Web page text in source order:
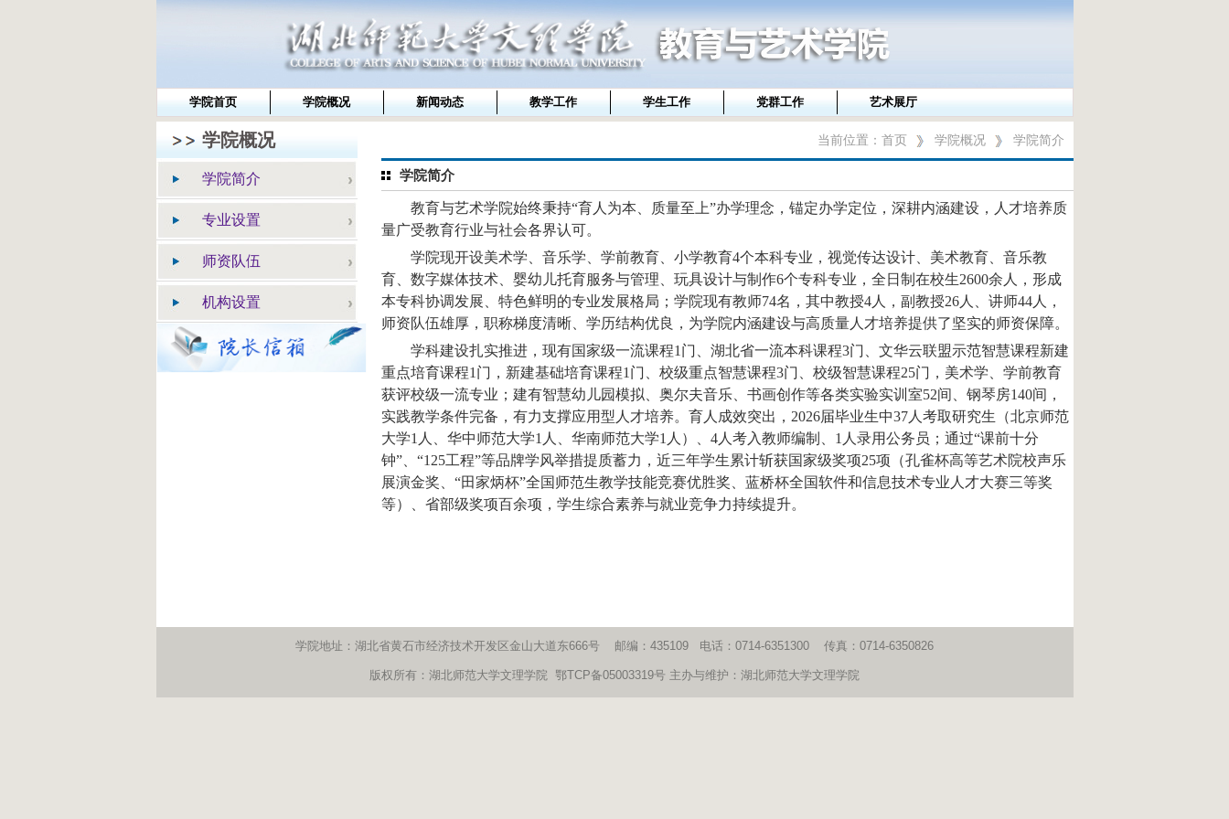
学院首页 学院概况 新闻动态 教学工作 学生工作 党群工作 艺术展厅
学院概况
学院简介
专业设置
师资队伍
机构设置
当前位置： 首页 学院概况 学院简介
学院简介
教育与艺术学院始终秉持“育人为本、质量至上”办学理念，锚定办学定位，深耕内涵建设，人才培养质
量广受教育行业与社会各界认可。
学院现开设美术学、音乐学、学前教育、小学教育4个本科专业，视觉传达设计、美术教育、音乐教
育、数字媒体技术、婴幼儿托育服务与管理、玩具设计与制作6个专科专业，全日制在校生2600余人，形成
本专科协调发展、特色鲜明的专业发展格局；学院现有教师74名，其中教授4人，副教授26人、讲师44人，
师资队伍雄厚，职称梯度清晰、学历结构优良，为学院内涵建设与高质量人才培养提供了坚实的师资保障。
学科建设扎实推进，现有国家级一流课程1门、湖北省一流本科课程3门、文华云联盟示范智慧课程新建
重点培育课程1门，新建基础培育课程1门、校级重点智慧课程3门、校级智慧课程25门，美术学、学前教育
获评校级一流专业；建有智慧幼儿园模拟、奥尔夫音乐、书画创作等各类实验实训室52间、钢琴房140间，
实践教学条件完备，有力支撑应用型人才培养。育人成效突出，2026届毕业生中37人考取研究生（北京师范
大学1人、华中师范大学1人、华南师范大学1人）、4人考入教师编制、1人录用公务员；通过“课前十分
钟”、“125工程”等品牌学风举措提质蓄力，近三年学生累计斩获国家级奖项25项（孔雀杯高等艺术院校声乐
展演金奖、“田家炳杯”全国师范生教学技能竞赛优胜奖、蓝桥杯全国软件和信息技术专业人才大赛三等奖
等）、省部级奖项百余项，学生综合素养与就业竞争力持续提升。
学院地址：湖北省黄石市经济技术开发区金山大道东666号 邮编：435109 电话：0714-6351300 传真：0714-6350826
版权所有：湖北师范大学文理学院 鄂TCP备05003319号 主办与维护：湖北师范大学文理学院